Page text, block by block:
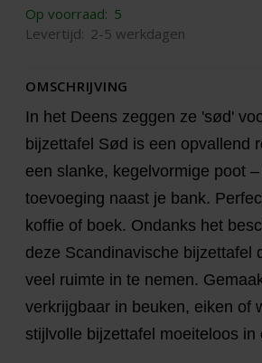
Op voorraad: 5
Levertijd: 2-5 werkdagen
OMSCHRIJVING
In het Deens zeggen ze 'sød'
bijzettafel Sød is een opvallend
een slanke, kegelvormige poot
toevoeging naast je bank.
koffie of boek. Ondanks het
deze Scandinavische bijzettafel
veel ruimte in te nemen.
verkrijgbaar in beuken, eiken of
stijlvolle bijzettafel moeiteloos in